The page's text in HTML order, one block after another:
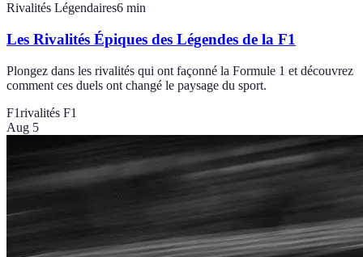
Rivalités Légendaires6 min
Les Rivalités Épiques des Légendes de la F1
Plongez dans les rivalités qui ont façonné la Formule 1 et découvrez
comment ces duels ont changé le paysage du sport.
F1rivalités F1
Aug 5